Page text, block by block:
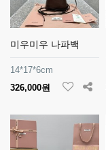
미우미우 나파백
14*17*6cm
326,000원